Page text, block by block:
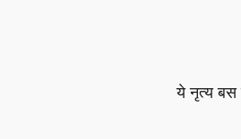
ये नृत्य बस